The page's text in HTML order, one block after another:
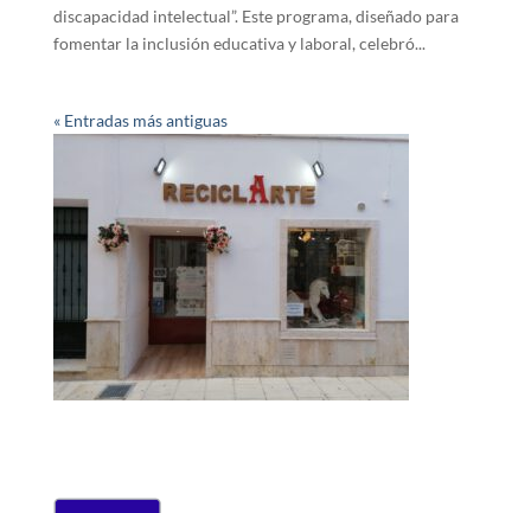
discapacidad intelectual”. Este programa, diseñado para
fomentar la inclusión educativa y laboral, celebró...
« Entradas más antiguas